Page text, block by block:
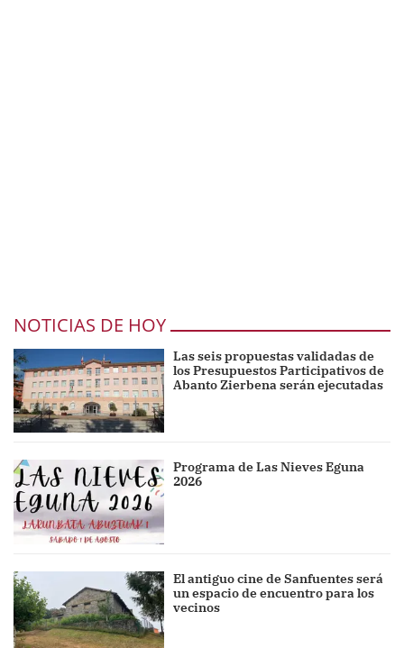
NOTICIAS DE HOY
Las seis propuestas validadas de
los Presupuestos Participativos de
Abanto Zierbena serán ejecutadas
Programa de Las Nieves Eguna
2026
El antiguo cine de Sanfuentes será
un espacio de encuentro para los
vecinos